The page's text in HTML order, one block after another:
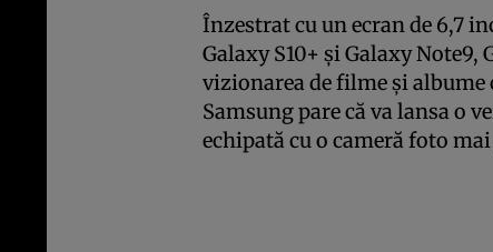
Înzestrat cu un ecran de 6,7
Galaxy S10+ şi Galaxy
vizionarea de filme şi albume
Samsung pare că va lansa o
echipată cu o cameră foto